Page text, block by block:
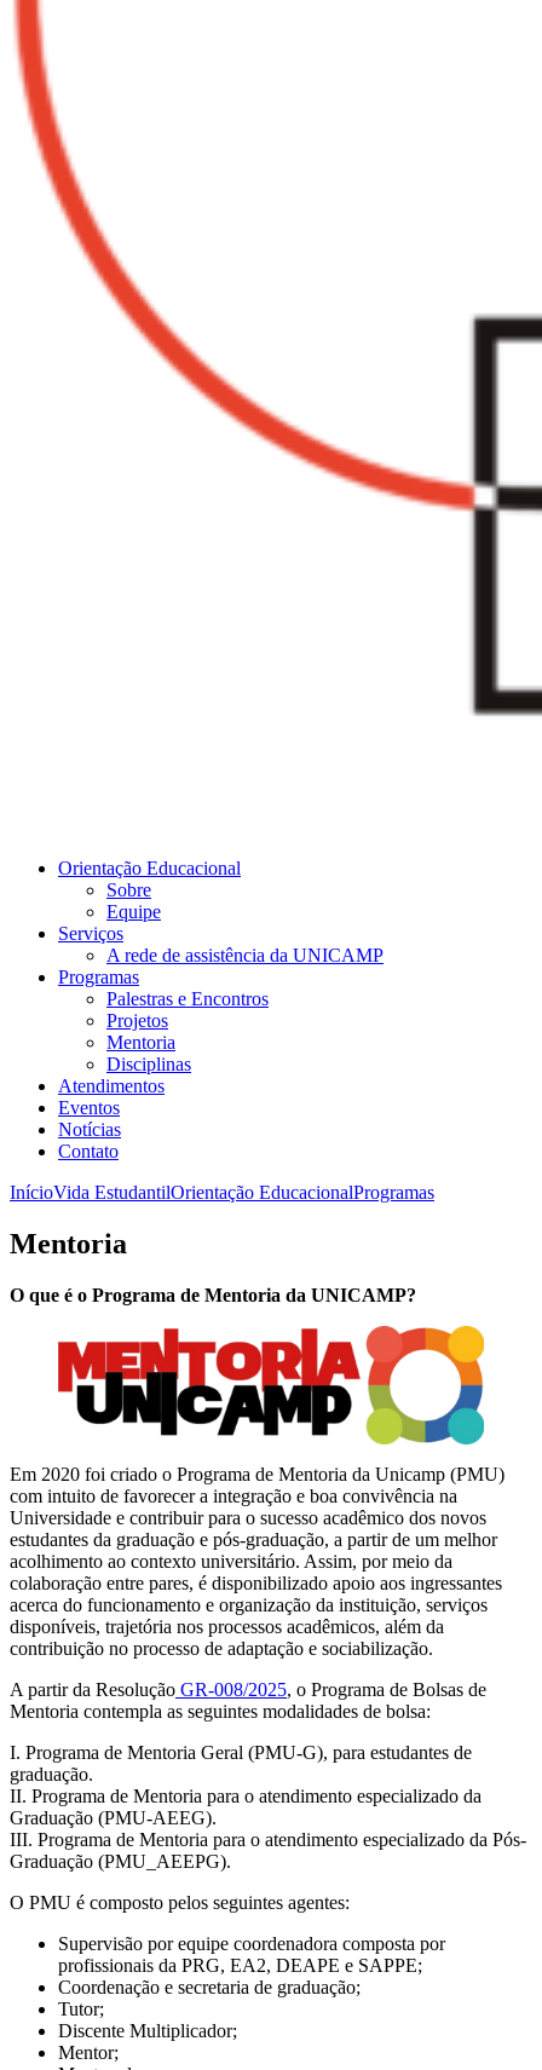
Orientação Educacional
Sobre
Equipe
Serviços
A rede de assistência da UNICAMP
Programas
Palestras e Encontros
Projetos
Mentoria
Disciplinas
Atendimentos
Eventos
Notícias
Contato
InícioVida EstudantilOrientação EducacionalProgramas
Mentoria
O que é o Programa de Mentoria da UNICAMP?
Em 2020 foi criado o Programa de Mentoria da Unicamp (PMU)
com intuito de favorecer a integração e boa convivência na
Universidade e contribuir para o sucesso acadêmico dos novos
estudantes da graduação e pós-graduação, a partir de um melhor
acolhimento ao contexto universitário. Assim, por meio da
colaboração entre pares, é disponibilizado apoio aos ingressantes
acerca do funcionamento e organização da instituição, serviços
disponíveis, trajetória nos processos acadêmicos, além da
contribuição no processo de adaptação e sociabilização.
A partir da Resolução GR-008/2025, o Programa de Bolsas de
Mentoria contempla as seguintes modalidades de bolsa:
I. Programa de Mentoria Geral (PMU-G), para estudantes de
graduação.
II. Programa de Mentoria para o atendimento especializado da
Graduação (PMU-AEEG).
III. Programa de Mentoria para o atendimento especializado da Pós-
Graduação (PMU_AEEPG).
O PMU é composto pelos seguintes agentes:
Supervisão por equipe coordenadora composta por
profissionais da PRG, EA2, DEAPE e SAPPE;
Coordenação e secretaria de graduação;
Tutor;
Discente Multiplicador;
Mentor;